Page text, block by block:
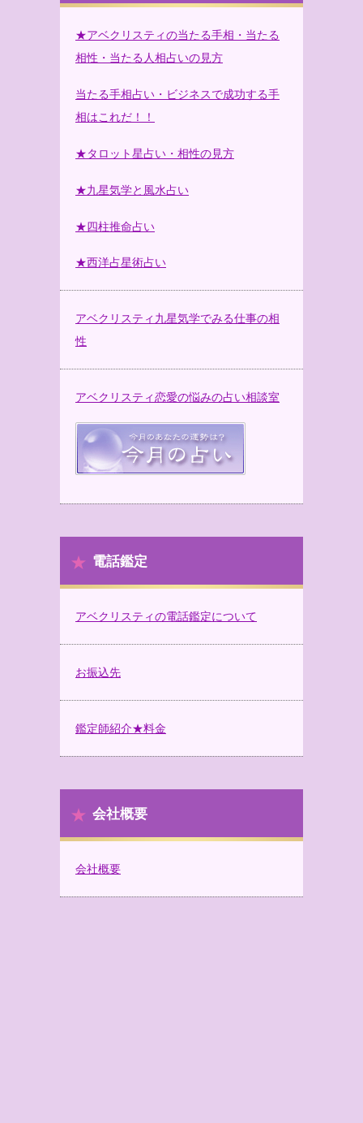
★アベクリスティの当たる手相・当たる
相性・当たる人相占いの見方
当たる手相占い・ビジネスで成功する手
相はこれだ！！
★タロット星占い・相性の見方
★九星気学と風水占い
★四柱推命占い
★西洋占星術占い
アベクリスティ九星気学でみる仕事の相
性
アベクリスティ恋愛の悩みの占い相談室
電話鑑定
アベクリスティの電話鑑定について
お振込先
鑑定師紹介★料金
会社概要
会社概要